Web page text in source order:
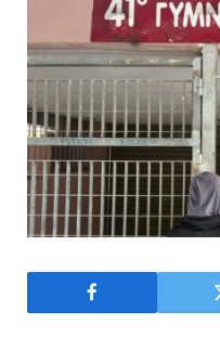
Η Οινόη
και
13.07.2026 |
130.000
13.07.2026 |
τους